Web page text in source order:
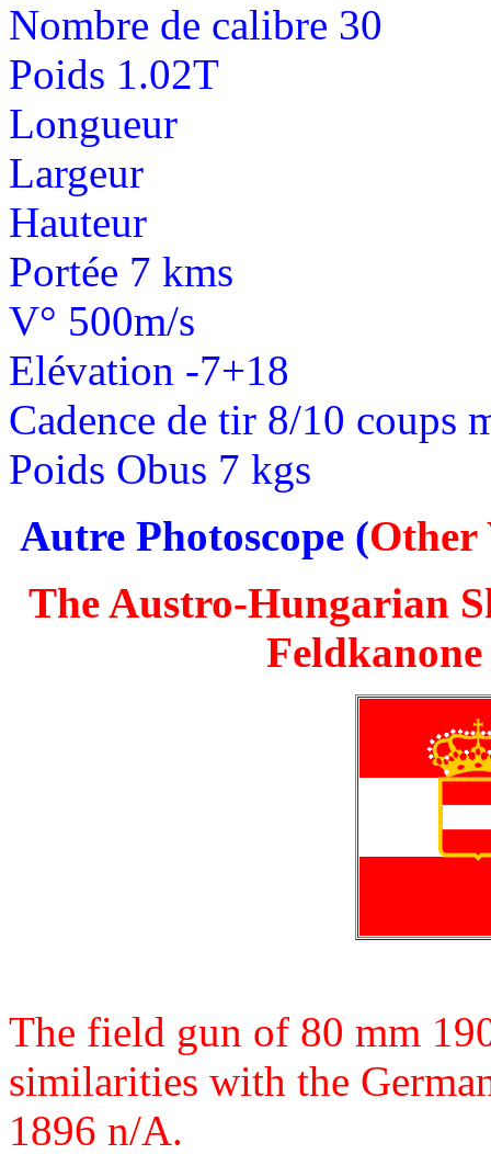
Nombre de calibre 30
Poids 1.02T
Longueur
Largeur
Hauteur
Portée 7 kms
V° 500m/s
Elévation -7+18
Cadence de tir 8/10 coups
Poids Obus 7 kgs
Autre Photoscope (Other
The Austro-Hungarian
The field gun of 80 mm
similarities with the
1896 n/A.